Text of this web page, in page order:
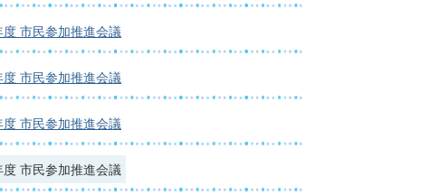
市民参加推進会議
市民参加推進会議
市民参加推進会議
市民参加推進会議